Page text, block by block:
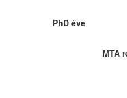
PhD éve
MTA